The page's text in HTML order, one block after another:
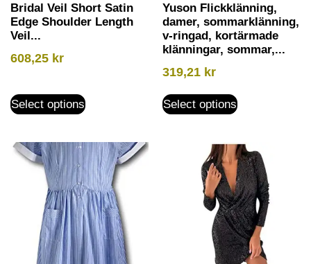
Bridal Veil Short Satin
Edge Shoulder Length
Veil...
608,25 kr
Select options
Yuson Flickklänning,
damer, sommarklänning,
v-ringad, kortärmade
klänningar, sommar,...
319,21 kr
Select options